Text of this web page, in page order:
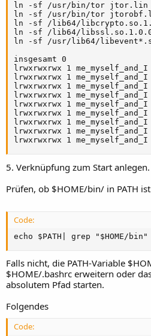
ln -sf /usr/bin/tor jtor.lin
ln -sf /usr/bin/tor
ln -sf /lib64/
ln -sf /lib64/
ln -sf /usr/lib64/
insgesamt 0
lrwxrwxrwx 1
lrwxrwxrwx 1
lrwxrwxrwx 1
lrwxrwxrwx 1
lrwxrwxrwx 1
lrwxrwxrwx 1
lrwxrwxrwx 1
lrwxrwxrwx 1
lrwxrwxrwx 1
5. Verknüpfung zum Start anlegen.
Prüfen, ob $HOME/bin/ in PATH
Code:
echo $PATH| grep "$HOME/bin"
Falls nicht, die PATH-Variable
$HOME/.bashrc erweitern oder
absolutem Pfad starten.
Folgendes
Code: